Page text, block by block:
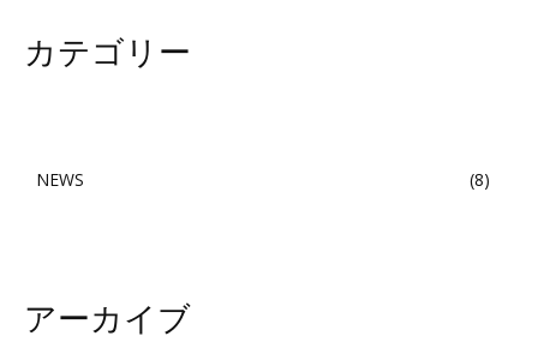
カテゴリー
NEWS 8
アーカイブ